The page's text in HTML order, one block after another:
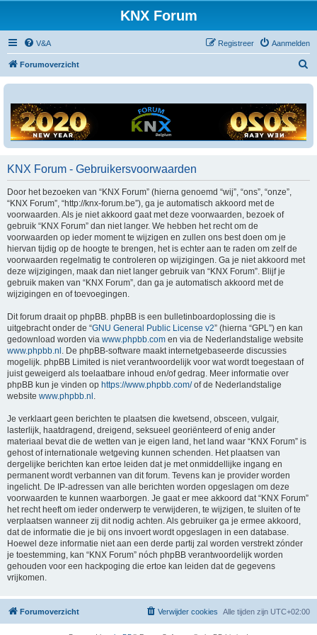
KNX Forum
V&A Aanmelden
Registreer
Forumoverzicht
KNX Forum - Gebruikersvoorwaarden
Door het bezoeken van “KNX Forum” (hierna genoemd “wij”, “ons”, “onze”,
“KNX Forum”, “http://knx-forum.be”), ga je automatisch akkoord met de
voorwaarden. Als je niet akkoord gaat met deze voorwaarden, bezoek of
gebruik “KNX Forum” dan niet langer. We hebben het recht om de
voorwaarden op ieder moment te wijzigen en zullen ons best doen om je
hiervan tijdig op de hoogte te brengen, het is echter aan te raden om zelf de
voorwaarden regelmatig te controleren op wijzigingen. Ga je niet akkoord met
deze wijzigingen, maak dan niet langer gebruik van “KNX Forum”. Blijf je
gebruik maken van “KNX Forum”, dan ga je automatisch akkoord met de
wijzigingen en of toevoegingen.
Dit forum draait op phpBB. phpBB is een bulletinboardoplossing die is
uitgebracht onder de “GNU General Public License v2” (hierna “GPL”) en kan
gedownload worden via www.phpbb.com en via de Nederlandstalige website
www.phpbb.nl . De phpBB-software maakt internetgebaseerde discussies
mogelijk. phpBB Limited is niet verantwoordelijk voor wat wordt toegestaan of
juist geweigerd als toelaatbare inhoud en/of gedrag. Meer informatie over
phpBB kun je vinden op https://www.phpbb.com/of de Nederlandstalige
website www.phpbb.nl .
Je verklaart geen berichten te plaatsen die kwetsend, obsceen, vulgair,
lasterlijk, haatdragend, dreigend, seksueel georiënteerd of enig ander
materiaal bevat die de wetten van je eigen land, het land waar “KNX Forum” is
gehost of internationale wetgeving kunnen schenden. Het plaatsen van
dergelijke berichten kan ertoe leiden dat je met onmiddellijke ingang en
permanent wordt verbannen van dit forum. Tevens kan je provider worden
ingelicht. De IP-adressen van alle berichten worden opgeslagen om deze
voorwaarden te kunnen waarborgen. Je gaat er mee akkoord dat “KNX Forum”
het recht heeft om ieder onderwerp te verwijderen, te wijzigen, te sluiten of te
verplaatsen wanneer zij dit nodig achten. Als gebruiker ga je ermee akkoord,
dat de informatie die je bij ons invoert wordt opgeslagen in een database.
Hoewel deze informatie niet aan een derde partij zal worden verstrekt zónder
je toestemming, kan “KNX Forum” nóch phpBB verantwoordelijk worden
gehouden voor een hackpoging die ertoe kan leiden dat de gegevens
vrijkomen.
Forumoverzicht Alle tijden zijn UTC+02:00
Verwijder cookies